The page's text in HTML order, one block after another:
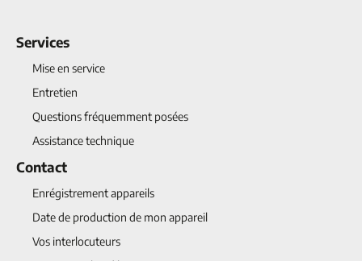
Services
Mise en service
Entretien
Questions fréquemment posées
Assistance technique
Contact
Enrégistrement appareils
Date de production de mon appareil
Vos interlocuteurs